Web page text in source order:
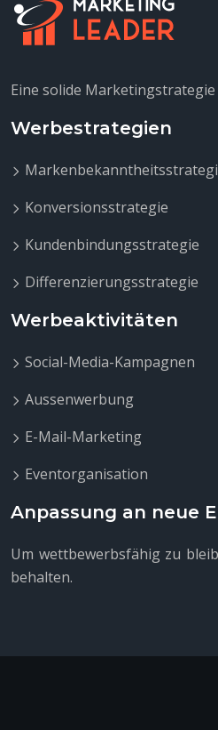
Eine solide
Werbestrategien
Konversionsstrategie
Kundenbindungsstrategie
Differenzierungsstrategie
Werbeaktivitäten
Social-Media-Kampagnen
Aussenwerbung
E-Mail-Marketing
Eventorganisation
Anpassung an neue
Um wettbewerbsfähig zu
behalten.